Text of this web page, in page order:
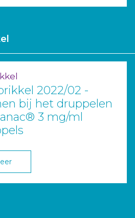
2022/02 -
bij het druppelen
3 mg/ml